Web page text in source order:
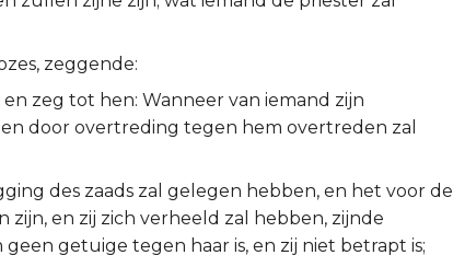
zeggende:
zeg tot hen: Wanneer van iemand zijn
door overtreding tegen hem overtreden zal
des zaads zal gelegen hebben, en het voor de
zijn, en zij zich verheeld zal hebben, zijnde
getuige tegen haar is, en zij niet betrapt is;